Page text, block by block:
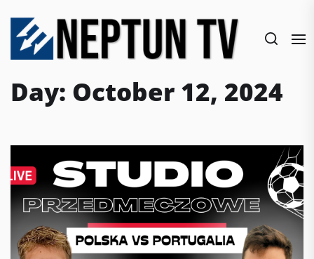
content
Day: October 12, 2024